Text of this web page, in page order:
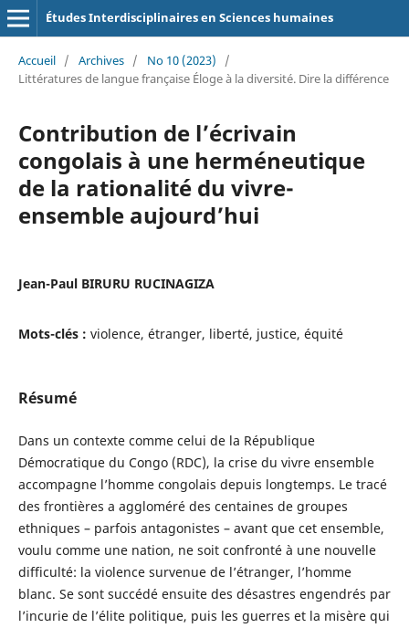
Études Interdisciplinaires en Sciences humaines
Accueil / Archives / No 10 (2023)
/
Littératures de langue française Éloge à la diversité. Dire la différence
Contribution de l’écrivain
congolais à une herméneutique
de la rationalité du vivre-
ensemble aujourd’hui
Jean-Paul BIRURU RUCINAGIZA
Mots-clés : violence, étranger, liberté, justice, équité
Résumé
Dans un contexte comme celui de la République
Démocratique du Congo (RDC), la crise du vivre ensemble
accompagne l’homme congolais depuis longtemps. Le tracé
des frontières a aggloméré des centaines de groupes
ethniques – parfois antagonistes – avant que cet ensemble,
voulu comme une nation, ne soit confronté à une nouvelle
difficulté: la violence survenue de l’étranger, l’homme
blanc. Se sont succédé ensuite des désastres engendrés par
l’incurie de l’élite politique, puis les guerres et la misère qui